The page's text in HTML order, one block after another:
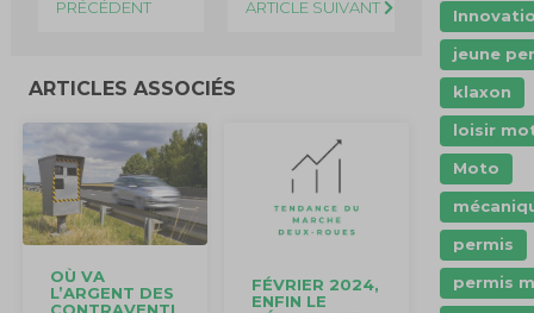
PRÉCÉDENT
ARTICLE SUIVANT
ARTICLES ASSOCIÉS
OÙ VA
L’ARGENT DES
FÉVRIER 2024,
ENFIN LE
jeune
klaxon
loisir
Moto
permis
permis